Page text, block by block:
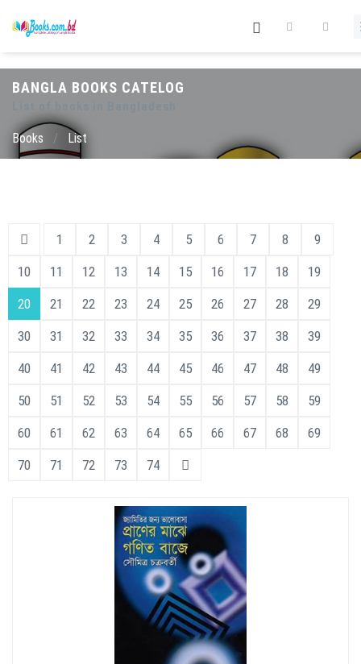
BANGLA BOOKS CATELOG
Books / List
1 2 3 4 5 6 7 8
9
10
11 12 13 14 15 16 17 18
19
20
21 22 23 24 25 26 27 28
29
30
31 32 33 34 35 36 37 38
39
40
41 42 43 44 45 46 47 48
49
50
51 52 53 54 55 56 57 58
59
60
61 62 63 64 65 66 67 68
69
70
71 72 73 74